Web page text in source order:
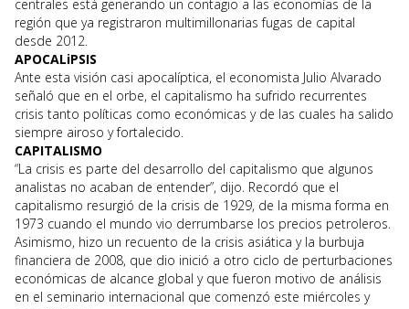
centrales está generando un contagio a las economías de la
región que ya registraron multimillonarias fugas de capital
desde 2012.
APOCALiPSIS
Ante esta visión casi apocalíptica, el economista Julio Alvarado
señaló que en el orbe, el capitalismo ha sufrido recurrentes
crisis tanto políticas como económicas y de las cuales ha salido
siempre airoso y fortalecido.
CAPITALISMO
“La crisis es parte del desarrollo del capitalismo que algunos
analistas no acaban de entender”, dijo. Recordó que el
capitalismo resurgió de la crisis de 1929, de la misma forma en
1973 cuando el mundo vio derrumbarse los precios petroleros.
Asimismo, hizo un recuento de la crisis asiática y la burbuja
financiera de 2008, que dio inició a otro ciclo de perturbaciones
económicas de alcance global y que fueron motivo de análisis
en el seminario internacional que comenzó este miércoles y